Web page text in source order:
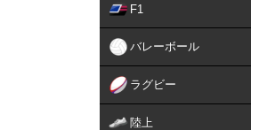
F1
バレーボール
ラグビー
陸上